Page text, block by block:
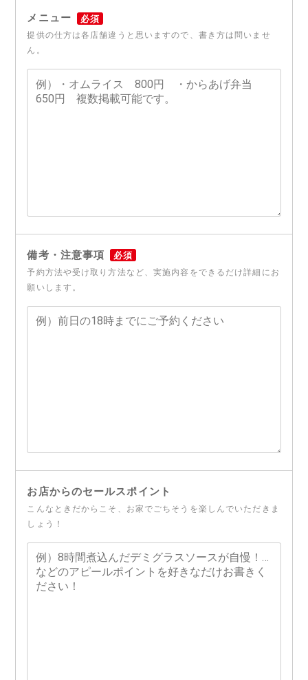
メニュー 必須
提供の仕方は各店舗違うと思いますので、書き方は問いませ
ん。
備考・注意事項 必須
予約方法や受け取り方法など、実施内容をできるだけ詳細にお
願いします。
お店からのセールスポイント
こんなときだからこそ、お家でごちそうを楽しんでいただきま
しょう！